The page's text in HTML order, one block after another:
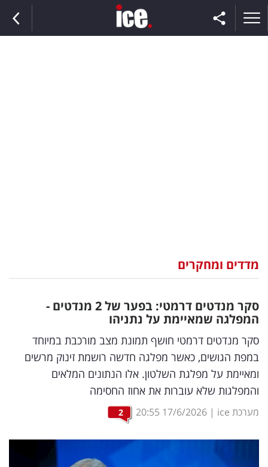
וצרכנות
דיגיטל
וטק
שיווק
ופרסום
משפט
מדדים
ומחקרים
מדדים ומחקרים
סקר מנדטים דרמטי: בפער של 2 מנדטים -
המפלגה שמאיימת על נתניהו
סקר מנדטים דרמטי חושף תמונת מצב מורכבת במיוחד
במפת הגושים, כאשר מפלגה חדשה רושמת זינוק מרשים
ומאיימת על מפלגת השלטון. אלו הנתונים המלאים
והמפלגות שלא עוברות את אחוז החסימה
מערכת ice |
17/6/2026
20:55
2